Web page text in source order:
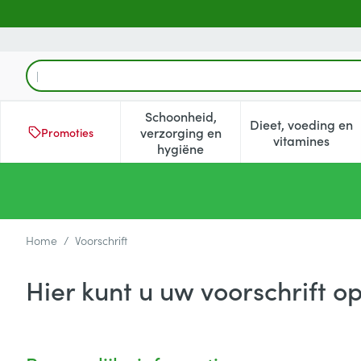
Product, merk, categorie...
Promoties
Schoonheid,
verzorging en
hygiëne
Toon submenu voor
Dieet, voeding en
vitamines
Toon
Home / Voorschrift
Hier kunt u uw voorschrift